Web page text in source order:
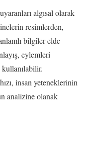
algısal olarak
resimlerden,
bilgiler elde
eylemleri
insan yeteneklerinin
analizine olanak